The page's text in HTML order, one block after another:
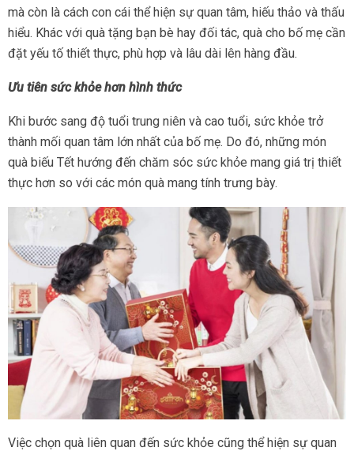
mà còn là cách con cái thể hiện sự quan tâm, hiếu thảo và thấu
hiểu. Khác với quà tặng bạn bè hay đối tác, quà cho bố mẹ cần
đặt yếu tố thiết thực, phù hợp và lâu dài lên hàng đầu.
Ưu tiên sức khỏe hơn hình thức
Khi bước sang độ tuổi trung niên và cao tuổi, sức khỏe trở
thành mối quan tâm lớn nhất của bố mẹ. Do đó, những món
quà biếu Tết hướng đến chăm sóc sức khỏe mang giá trị thiết
thực hơn so với các món quà mang tính trưng bày.
Việc chọn quà liên quan đến sức khỏe cũng thể hiện sự quan